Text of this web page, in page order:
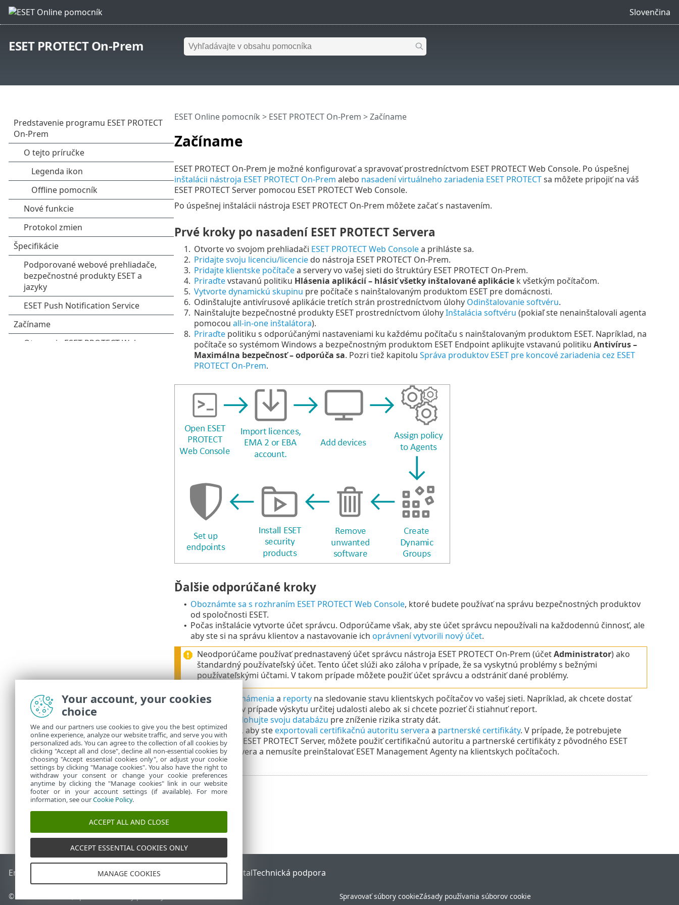
Slovenčina
ESET PROTECT On-Prem
Začíname
ESET Online pomocník > ESET PROTECT On-Prem >Začíname
ESET PROTECT On-Prem je možné konfigurovať a spravovať prostredníctvom ESET PROTECT Web Console. Po úspešnej
inštalácii nástroja ESET PROTECT On-Prem alebo nasadení virtuálneho zariadenia ESET PROTECTsa môžete pripojiť na váš
ESET PROTECT Server pomocou ESET PROTECT Web Console.
Po úspešnej inštalácii nástroja ESET PROTECT On-Prem môžete začať s nastavením.
Prvé kroky po nasadení ESET PROTECT Servera
1. Otvorte vo svojom prehliadači ESET PROTECT Web Consolea prihláste sa.
2. Pridajte svoju licenciu/licenciedo nástroja ESET PROTECT On-Prem.
3. Pridajte klientske počítačea servery vo vašej sieti do štruktúry ESET PROTECT On-Prem.
4. Priraďtevstavanú politiku Hlásenia aplikácií – hlásiť všetky inštalované aplikáciek všetkým počítačom.
5. Vytvorte dynamickú skupinu pre počítače s nainštalovaným produktom ESET pre domácnosti.
6. Odinštalujte antivírusové aplikácie tretích strán prostredníctvom úlohy Odinštalovanie softvéru.
7. Nainštalujte bezpečnostné produkty ESET prostredníctvom úlohyInštalácia softvéru (pokiaľ ste nenainštalovali agenta
pomocou all-in-one inštalátora).
8. Priraďtepolitiku s odporúčanými nastaveniami ku každému počítaču s nainštalovaným produktom ESET. Napríklad, na
počítače so systémom Windows a bezpečnostným produktom ESET Endpoint aplikujte vstavanú politiku Antivírus –
Maximálna bezpečnosť – odporúča sa. Pozri tiež kapitolu Správa produktov ESET pre koncové zariadenia cez ESET
PROTECT On-Prem.
Ďalšie odporúčané kroky
• Oboznámte sa s rozhraním ESET PROTECT Web Console, ktoré budete používať na správu bezpečnostných produktov
od spoločnosti ESET.
• Počas inštalácie vytvorte účet správcu. Odporúčame však, aby ste účet správcu nepoužívali na každodennú činnosť, ale
aby ste si na správu klientov a nastavovanie ich oprávnení vytvorili nový účet.
Neodporúčame používať prednastavený účet správcu nástroja ESET PROTECT On-Prem (účetAdministrator) ako
štandardný používateľský účet. Tento účet slúži ako záloha v prípade, že sa vyskytnú problémy s bežnými
používateľskými účtami. V takom prípade môžete použiť účet správcu a odstrániť dané problémy.
• Používajte oznámenia a reportyna sledovanie stavu klientskych počítačov vo vašej sieti. Napríklad, ak chcete dostať
upozornenie v prípade výskytu určitej udalosti alebo ak si chcete pozrieť či stiahnuť report.
zálohujte svoju databázu pre zníženie rizika straty dát.
• Odporúčame, aby steexportovali certifikačnú autoritu servera a partnerské certifikáty. V prípade, že potrebujete
preinštalovať ESET PROTECT Server, môžete použiť certifikačnú autoritu a partnerské certifikáty z pôvodného ESET
PROTECT Servera a nemusíte preinštalovať ESET Management Agenty na klientskych počítačoch.
End of Life Databáza znalostí ESETESET Fórum ESET Status PortalTechnická podpora
© 1992 - 2026 ESET, spol. s r. o. Všetky práva vyhradené. Spravovať súbory cookieZásady používania súborov cookie
Your account, your cookies
choice
We and our partners use cookies to give you the best optimized
online experience, analyze our website traffic, and serve you with
personalized ads. You can agree to the collection of all cookies by
clicking "Accept all and close", decline all non-essential cookies by
choosing "Accept essential cookies only", or adjust your cookie
settings by clicking "Manage cookies". You also have the right to
withdraw your consent or change your cookie preferences
anytime by clicking the "Manage cookies" link in our website
footer or in your account settings (if available). For more
information, see ourCookie Policy.
ACCEPT ALL AND CLOSE
ACCEPT ESSENTIAL COOKIES ONLY
MANAGE COOKIES